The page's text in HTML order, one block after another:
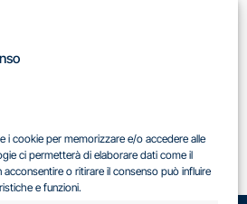
i cookie per memorizzare e/o accedere alle
ci permetterà di elaborare dati come il
o ritirare il consenso può influire
e funzioni.